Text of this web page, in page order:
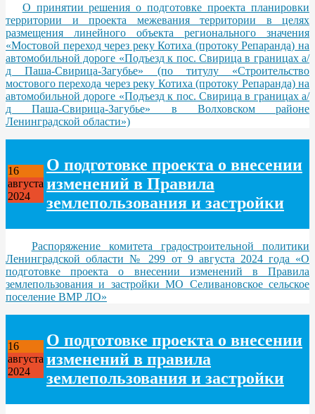
О принятии решения о подготовке проекта планировки
территории и проекта межевания территории в целях
размещения линейного объекта регионального значения
«Мостовой переход через реку Котиха (протоку Репаранда) на
автомобильной дороге «Подъезд к пос. Свирица в границах а/
д Паша-Свирица-Загубье» (по титулу «Строительство
мостового перехода через реку Котиха (протоку Репаранда) на
автомобильной дороге «Подъезд к пос. Свирица в границах а/
д Паша-Свирица-Загубье» в Волховском районе
Ленинградской области»)
16
августа
2024
О подготовке проекта о внесении
изменений в Правила
землепользования и застройки
Распоряжение комитета градостроительной политики
Ленинградской области № 299 от 9 августа 2024 года «О
подготовке проекта о внесении изменений в Правила
землепользования и застройки МО Селивановское сельское
поселение ВМР ЛО»
16
августа
2024
О подготовке проекта о внесении
изменений в правила
землепользования и застройки